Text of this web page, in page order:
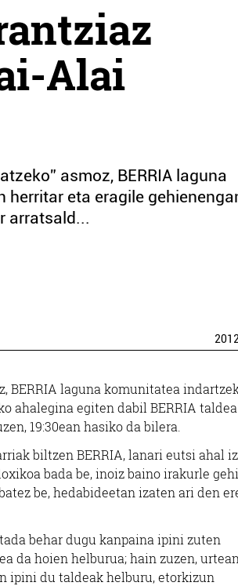
Alai
asmoz, BERRIA laguna
herritar eta eragile
arratsald...
BERRIA laguna komunitatea
ahalegina egiten dabil BERRIA
19:30ean hasiko da bilera.
biltzen BERRIA, lanari eutsi ahal
bada be, inoiz baino irakurle
be, hedabideetan izaten ari den
behar dugu kanpaina ipini zuten
da hoien helburua; hain zuzen,
ipini du taldeak helburu, etorkizun